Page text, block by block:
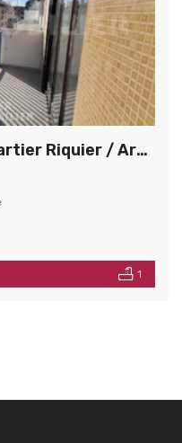
Location studio Nice quartier Riquier / Arson
1